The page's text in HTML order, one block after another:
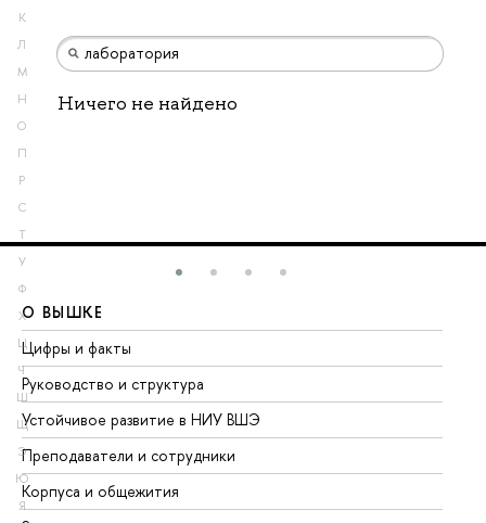
К
Л
М
Н
О
П
Р
С
Т
У
Ф
Х
Ц
Ч
Ш
Щ
Э
Ю
Я
Ничего не найдено
О ВЫШКЕ
Цифры и факты
Руководство и структура
Устойчивое развитие в НИУ ВШЭ
Преподаватели и сотрудники
Корпуса и общежития